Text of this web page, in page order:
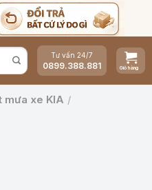
Tư vấn 24/7
0899.388.881
mưa xe KIA /